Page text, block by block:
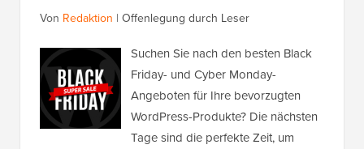
Von Redaktion | Offenlegung durch Leser
Suchen Sie nach den besten Black
Friday- und Cyber Monday-
Angeboten für Ihre bevorzugten
WordPress-Produkte? Die nächsten
Tage sind die perfekte Zeit, um